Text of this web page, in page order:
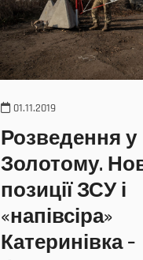
01.11.2019
Розведення у
Золотому.
позиції ЗСУ і
«напівсіра»
Катеринівка –